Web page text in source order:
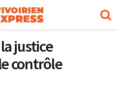
justice
contrôle